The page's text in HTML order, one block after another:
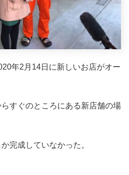
年2月14日に新しいお店がオー
すぐのところにある新店舗の場
完成していなかった。